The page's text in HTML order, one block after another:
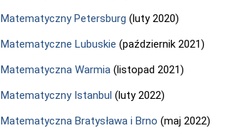
Matematyczny Petersburg (luty 2020)
Matematyczne Lubuskie (październik 2021)
Matematyczna Warmia (listopad 2021)
Matematyczny Istanbul (luty 2022)
Matematyczna Bratysława i Brno (maj 2022)